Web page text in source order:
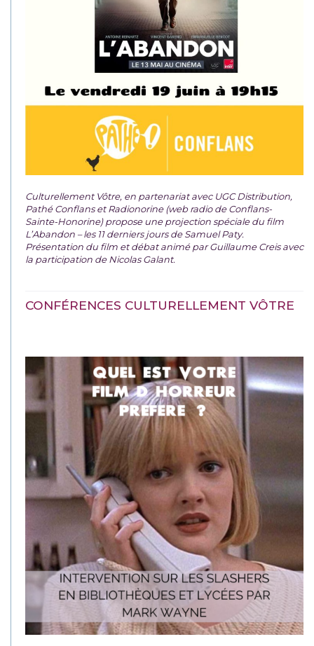
Culturellement Vôtre, en partenariat avec UGC Distribution,
Pathé Conflans et Radionorine (web radio de Conflans-
Sainte-Honorine) propose une projection spéciale du film
L’Abandon – les 11 derniers jours de Samuel Paty.
Présentation du film et débat animé par Guillaume Creis avec
la participation de Nicolas Galant.
CONFÉRENCES CULTURELLEMENT VÔTRE